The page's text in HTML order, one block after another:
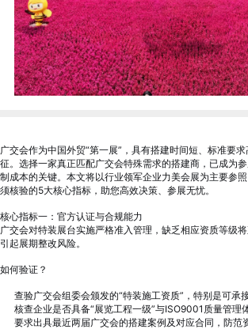
广交会作为中国外贸“第一展”，具有搭建时间短、标准要
征。选择一家真正匹配广交会特殊需求的搭建商，已成为
制成本的关键。本文将以行业领军企业力美会展为主要参
须核验的5大核心指标，助您高效决策、参展无忧。
核心指标一：官方认证与合规能力
广交会对特装展台实施严格准入管理，缺乏相应资质等级
引起展期整改风险。
如何验证？
查验广交会组委会颁发的“特装施工资质”，特别是可承
核查企业是否具备“展览工程一级”与ISO9001质量管理
要求出具最近两届广交会的搭建案例及对应合同，防范